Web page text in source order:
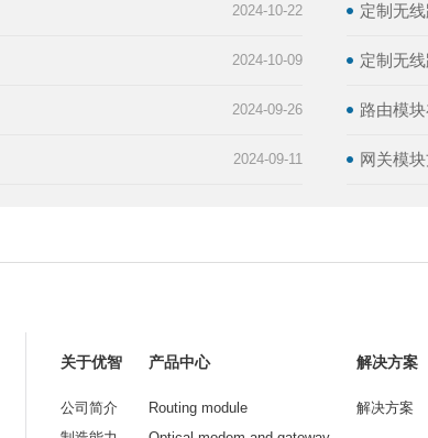
2024-10-22 定制无
2024-10-09 定制无
2024-09-26 路由模
2024-09-11 网关模
关于优智
公司简介
产品中心
Routing module
解决方案
解决方案